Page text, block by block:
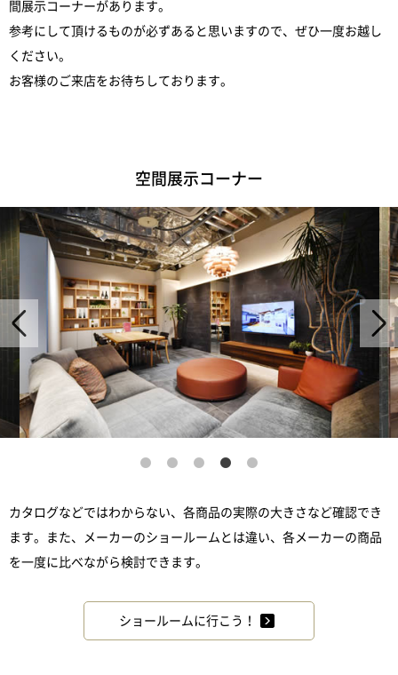
間展示コーナーがあります。
参考にして頂けるものが必ずあると思いますので、ぜひ一度お越し
ください。
お客様のご来店をお待ちしております。
空間展示コーナー
カタログなどではわからない、各商品の実際の大きさなど確認でき
ます。また、メーカーのショールームとは違い、各メーカーの商品
を一度に比べながら検討できます。
ショールームに行こう！